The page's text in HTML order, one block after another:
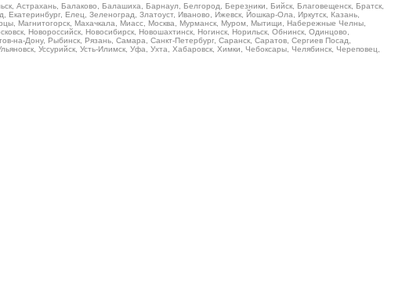
Астрахань, Балаково, Балашиха, Барнаул, Белгород, Березники, Бийск, Благовещенск, Братск,
Елец, Зеленоград, Златоуст, Иваново, Ижевск, Йошкар-Ола, Иркутск, Казань,
Магнитогорск, Махачкала, Миасс, Москва, Мурманск, Муром, Мытищи, Набережные Челны,
Новороссийск, Новосибирск, Новошахтинск, Ногинск, Норильск, Обнинск, Одинцово,
на-Дону, Рыбинск, Рязань, Самара, Санкт-Петербург, Саранск, Саратов, Сергиев Посад,
Уссурийск, Усть-Илимск, Уфа, Ухта, Хабаровск, Химки, Чебоксары, Челябинск, Череповец,